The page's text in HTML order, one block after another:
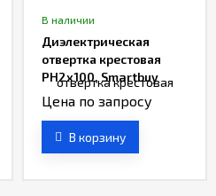
В наличии
Диэлектрическая
отвертка крестовая
PH2x100, Smartbuy
Цена по запросу
В корзину